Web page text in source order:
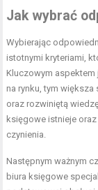
Jak wybrać
Wybierając
istotnymi kryteriami,
Kluczowym aspektem
na rynku, tym
oraz rozwiniętą
księgowe istnieje
czynienia.
Następnym ważnym
biura księgowe